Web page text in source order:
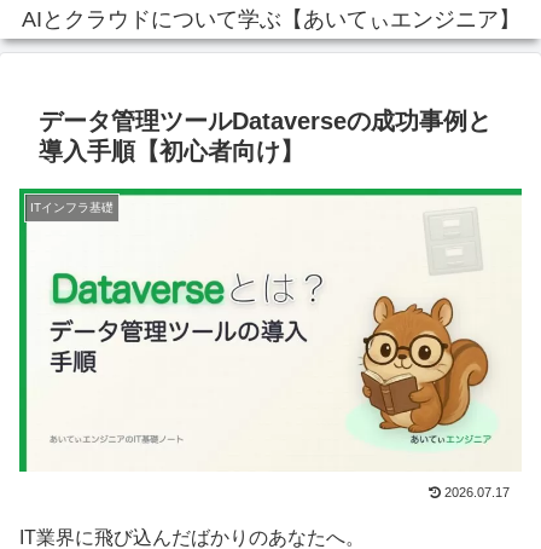
AIとクラウドについて学ぶ【あいてぃエンジニア】
データ管理ツールDataverseの成功事例と
導入手順【初心者向け】
ITインフラ基礎
2026.07.17
IT業界に飛び込んだばかりのあなたへ。